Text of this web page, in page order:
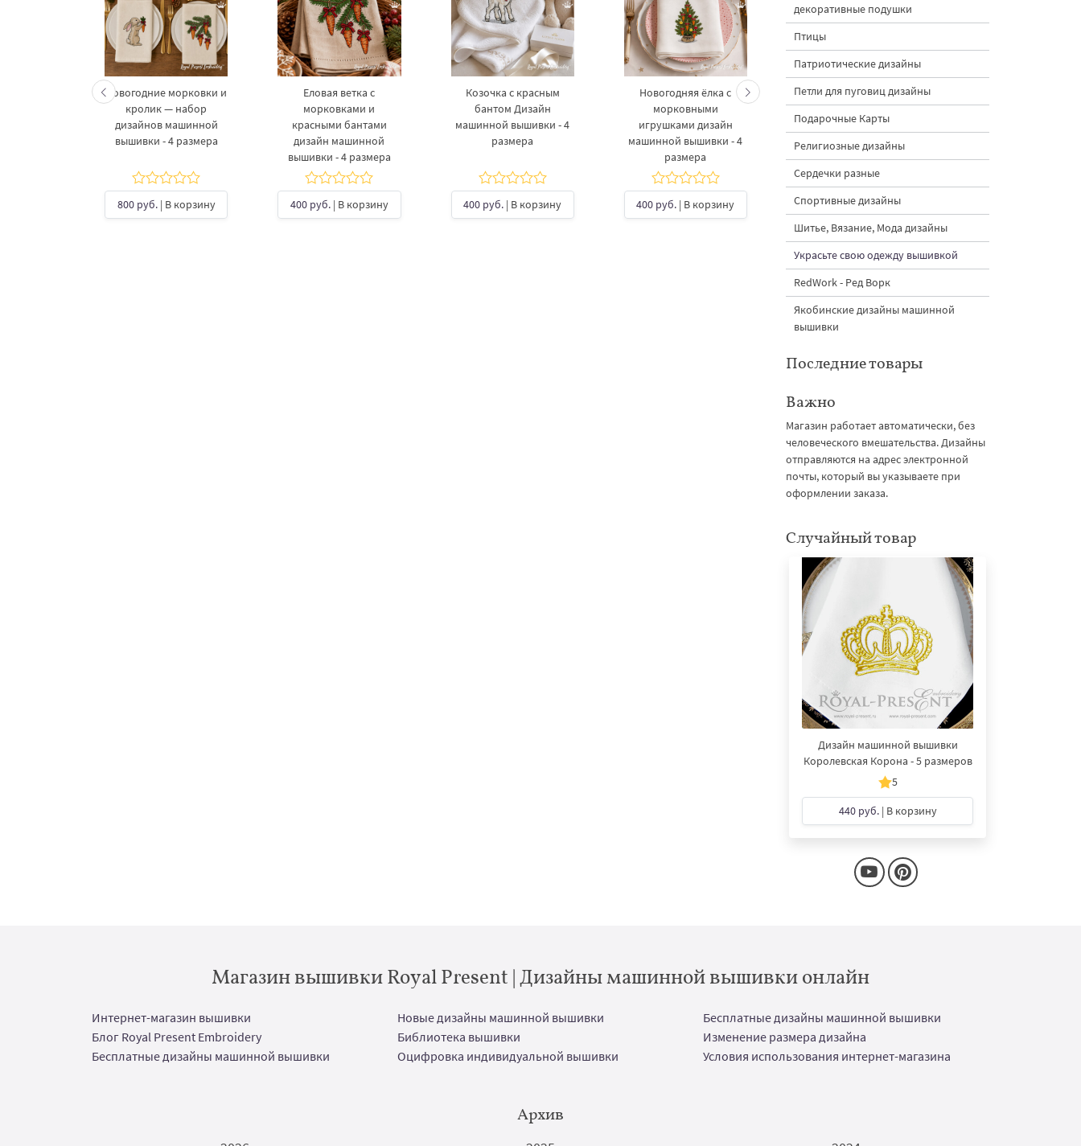
Новогодние морковки и
кролик — набор
дизайнов машинной
вышивки - 4 размера
800 руб.| В корзину
Еловая ветка с
морковками и
красными бантами
дизайн машинной
вышивки - 4 размера
400 руб.| В корзину
Козочка с красным
бантом Дизайн
машинной вышивки - 4
размера
400 руб. | В корзину
Новогодняя ёлка с
морковными
игрушками дизайн
машинной вышивки - 4
размера
400 руб. | В корзину
Кролик украшает ёлку
морковками дизайн
машинной вышивки - 3
размера
500 руб.| В корзину
вышивки - 3
декоративные подушки
Птицы
Патриотические дизайны
Петли для пуговиц дизайны
Подарочные Карты
Религиозные дизайны
Сердечки разные
Спортивные дизайны
Шитье, Вязание, Мода дизайны
Украсьте свою одежду вышивкой
RedWork - Ред Ворк
Якобинские дизайны машинной
вышивки
Последние товары
Важно
Магазин работает автоматически, без
человеческого вмешательства. Дизайны
отправляются на адрес электронной
почты, который вы указываете при
оформлении заказа.
Случайный товар
Дизайн машинной вышивки
Королевская Корона - 5 размеров
5
440 руб.| В корзину
Магазин вышивки Royal Present | Дизайны машинной вышивки онлайн
Интернет-магазин вышивки Новые дизайны машинной вышивки
Бесплатные дизайны машинной вышивки
Блог Royal Present Embroidery
Библиотека вышивки
Изменение размера дизайна
Бесплатные дизайны машинной вышивки
Оцифровка индивидуальной вышивки Условия использования интернет-магазина
Архив